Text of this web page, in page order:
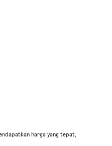
harga yang tepat,